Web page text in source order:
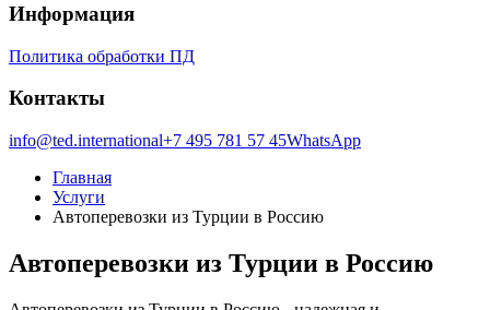
Информация
Политика обработки ПД
Контакты
info@ted.international+7 495 781 57 45WhatsApp
Главная
Услуги
Автоперевозки из Турции в Россию
Автоперевозки из Турции в Россию